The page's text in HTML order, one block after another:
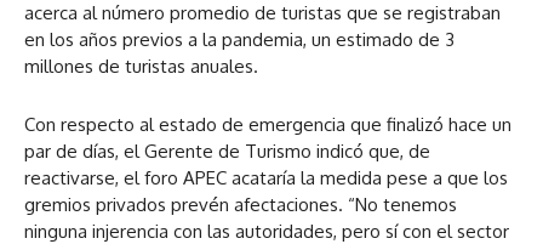
acerca al número promedio de turistas que se registraban
en los años previos a la pandemia, un estimado de 3
millones de turistas anuales.
Con respecto al estado de emergencia que finalizó hace un
par de días, el Gerente de Turismo indicó que, de
reactivarse, el foro APEC acataría la medida pese a que los
gremios privados prevén afectaciones. “No tenemos
ninguna injerencia con las autoridades, pero sí con el sector